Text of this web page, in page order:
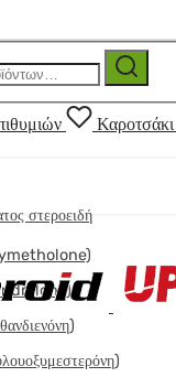
Αναζήτηση
Καροτσάκι
στεροειδή